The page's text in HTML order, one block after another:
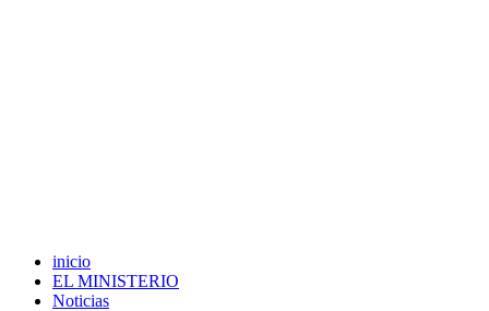
inicio
EL MINISTERIO
Noticias